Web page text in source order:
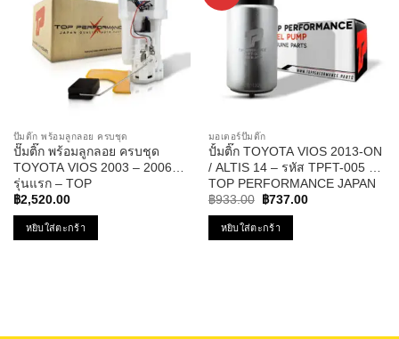
ปั๊มติ๊ก พร้อมลูกลอย ครบชุด
ปั๊มติ๊ก พร้อมลูกลอย ครบชุด
TOYOTA VIOS 2003 – 2006
รุ่นแรก – TOP
PERFORMANCE JAPAN –
TPFT-992 – ปั้มติ๊ก โตโยต้า วี
ออส
฿2,520.00
หยิบใส่ตะกร้า
มอเตอร์ปั๊มติ๊ก
ปั้มติ๊ก TOYOTA VIOS 2013-ON
/ ALTIS 14 – รหัส TPFT-005 –
TOP PERFORMANCE JAPAN
฿933.00
Original
was:
฿933.00.
฿737.00Current
หยิบใส่ตะกร้า